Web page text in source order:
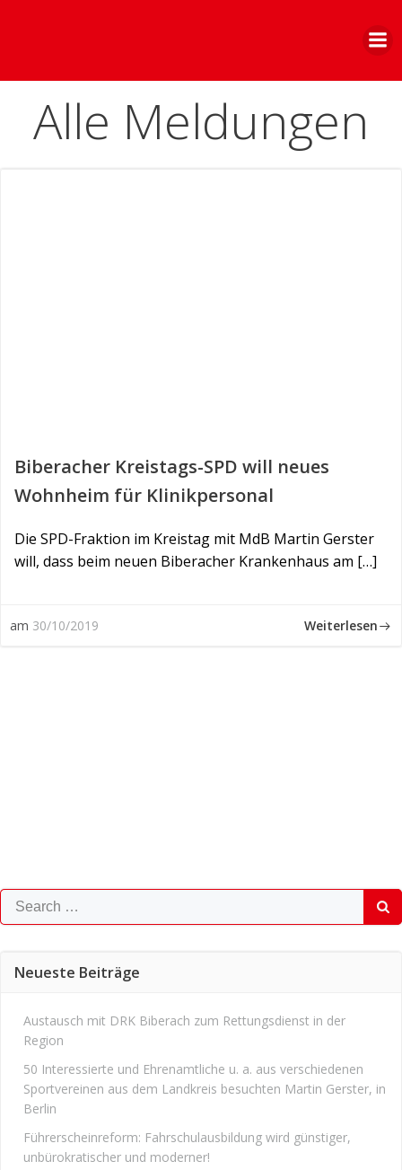
Alle Meldungen
Biberacher Kreistags-SPD will neues
Wohnheim für Klinikpersonal
Die SPD-Fraktion im Kreistag mit MdB Martin Gerster
will, dass beim neuen Biberacher Krankenhaus am […]
am 30/10/2019 Weiterlesen
Search
for:
Neueste Beiträge
Austausch mit DRK Biberach zum Rettungsdienst in der
Region
50 Interessierte und Ehrenamtliche u. a. aus verschiedenen
Sportvereinen aus dem Landkreis besuchten Martin Gerster, in
Berlin
Führerscheinreform: Fahrschulausbildung wird günstiger,
unbürokratischer und moderner!